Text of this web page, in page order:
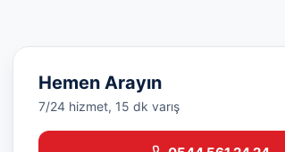
Hemen Arayın
7/24 hizmet, 15 dk varış